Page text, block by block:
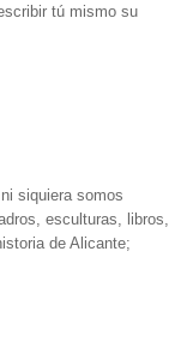
tú mismo su
siquiera somos
esculturas, libros,
de Alicante;